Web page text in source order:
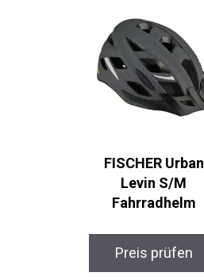
FISCHER Urban
Levin S/M
Fahrradhelm
Preis prüfen